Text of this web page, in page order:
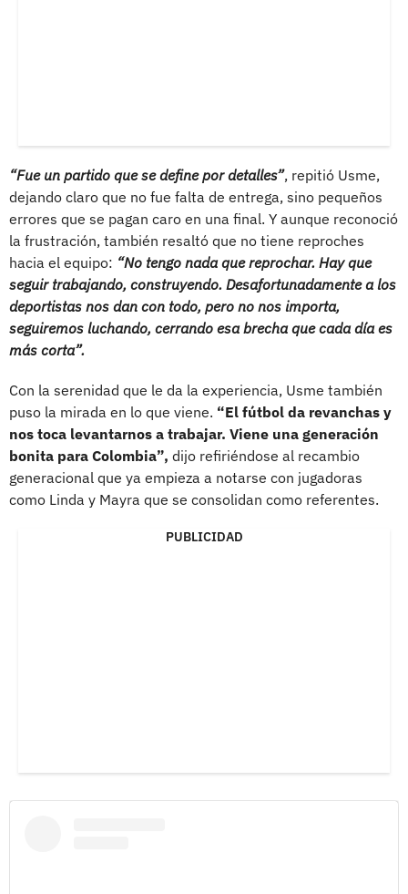
“Fue un partido que se define por detalles”, repitió Usme,
dejando claro que no fue falta de entrega, sino pequeños
errores que se pagan caro en una final. Y aunque reconoció
la frustración, también resaltó que no tiene reproches
hacia el equipo: “No tengo nada que reprochar. Hay que
seguir trabajando, construyendo. Desafortunadamente a los
deportistas nos dan con todo, pero no nos importa,
seguiremos luchando, cerrando esa brecha que cada día es
más corta”.
Con la serenidad que le da la experiencia, Usme también
puso la mirada en lo que viene. “El fútbol da revanchas y
nos toca levantarnos a trabajar. Viene una generación
bonita para Colombia”, dijo refiriéndose al recambio
generacional que ya empieza a notarse con jugadoras
como Linda y Mayra que se consolidan como referentes.
PUBLICIDAD